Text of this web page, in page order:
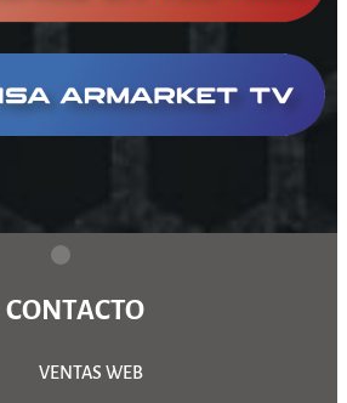
CONTACTO
VENTAS WEB